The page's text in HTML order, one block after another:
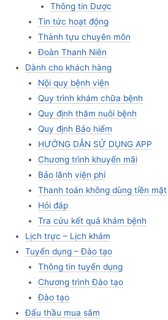
Thông tin Dược
Tin tức hoạt động
Thành tựu chuyên môn
Đoàn Thanh Niên
Dành cho khách hàng
Nội quy bệnh viện
Quy trình khám chữa bệnh
Quy định thăm nuôi bệnh
Quy định Bảo hiểm
HƯỚNG DẪN SỬ DỤNG APP
Chương trình khuyến mãi
Bảo lãnh viện phí
Thanh toán không dùng tiền mặt
Hỏi đáp
Tra cứu kết quả khám bệnh
Lịch trực – Lịch khám
Tuyển dụng – Đào tạo
Thông tin tuyển dụng
Chương trình Đào tạo
Đào tạo
Đấu thầu mua sắm